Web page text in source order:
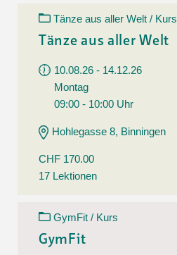
Tänze aus aller Welt / Kurs
Tänze aus aller Welt
10.08.26 - 14.12.26
Montag
09:00 - 10:00 Uhr
Hohlegasse 8, Binningen
CHF 170.00
17 Lektionen
GymFit / Kurs
GymFit